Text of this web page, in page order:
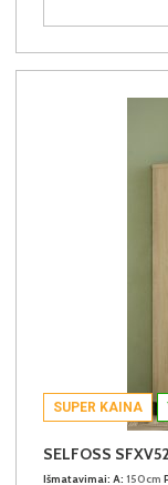
SUPER KAINA
SELFOSS
Išmatavimai: A: 150cm